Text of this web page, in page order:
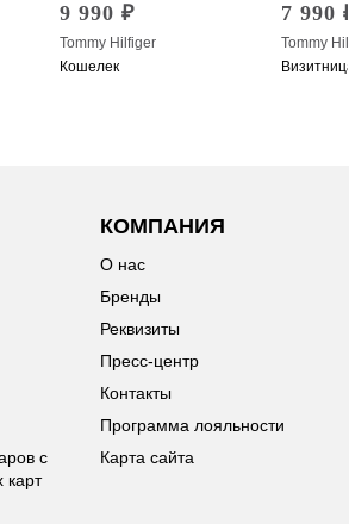
9 990 ₽
Tommy Hilfiger
Кошелек
7 990
Tommy
с
КОМПАНИЯ
О нас
Бренды
Реквизиты
Пресс-центр
Контакты
Программа лояльности
Карта сайта